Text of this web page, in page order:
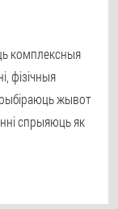
комплексныя
фізічныя
жывот
спрыяюць як